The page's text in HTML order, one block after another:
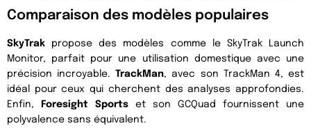
Comparaison des modèles populaires
SkyTrak propose des modèles comme le SkyTrak Launch
Monitor, parfait pour une utilisation domestique avec une
précision incroyable.TrackMan, avec son TrackMan 4, est
idéal pour ceux qui cherchent des analyses approfondies.
Enfin,
Foresight Sports et son GCQuad fournissent une
polyvalence sans équivalent.